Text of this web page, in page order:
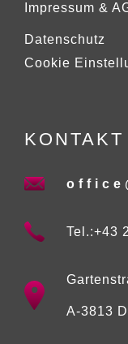
Impressum &
Datenschutz
Cookie
KONTAKT
Tel.:+43
A-3813